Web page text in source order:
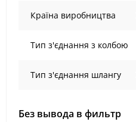
Країна виробництва
Тип з'єднання з колбою
Тип з'єднання шлангу
Без вывода в фильтр